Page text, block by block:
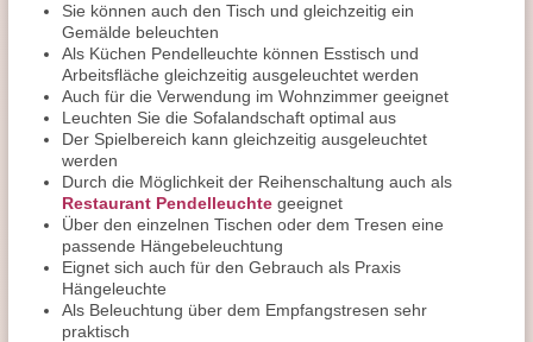
Sie können auch den Tisch und gleichzeitig ein
Gemälde beleuchten
Als Küchen Pendelleuchte können Esstisch und
Arbeitsfläche gleichzeitig ausgeleuchtet werden
Auch für die Verwendung im Wohnzimmer geeignet
Leuchten Sie die Sofalandschaft optimal aus
Der Spielbereich kann gleichzeitig ausgeleuchtet
werden
Durch die Möglichkeit der Reihenschaltung auch als
Restaurant Pendelleuchte geeignet
Über den einzelnen Tischen oder dem Tresen eine
passende Hängebeleuchtung
Eignet sich auch für den Gebrauch als Praxis
Hängeleuchte
Als Beleuchtung über dem Empfangstresen sehr
praktisch